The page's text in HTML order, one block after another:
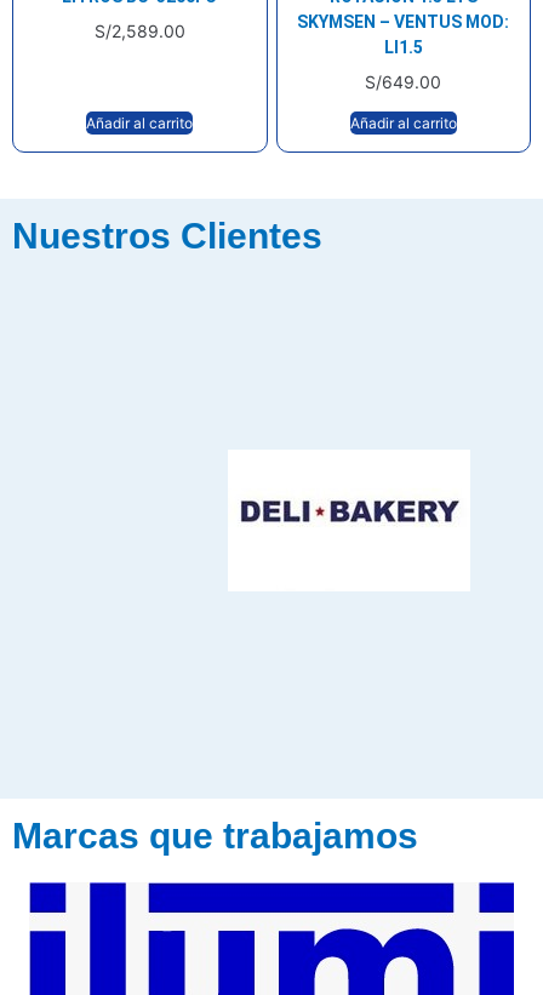
S/2,589.00
Añadir al carrito
SKYMSEN – VENTUS MOD:
LI1.5
S/649.00
Añadir al carrito
Nuestros Clientes
Marcas que trabajamos